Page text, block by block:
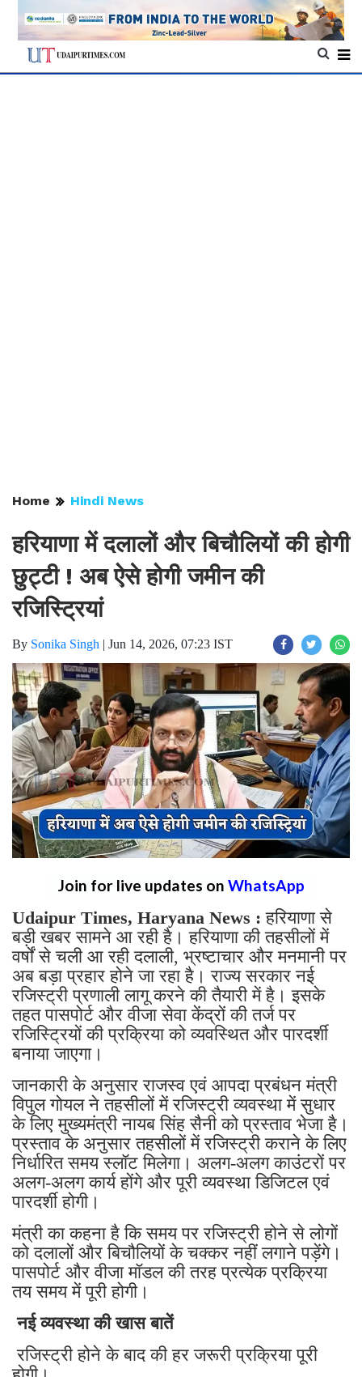
Home Hindi News
हरियाणा में दलालों और बिचौलियों की होगी
छुट्टी ! अब ऐसे होगी जमीन की
रजिस्ट्रियां
By Sonika Singh | Jun 14, 2026, 07:23 IST
Join for live updates on WhatsApp
Udaipur Times, Haryana News : हरियाणा से
बड़ी खबर सामने आ रही है। हरियाणा की तहसीलों में
वर्षों से चली आ रही दलाली, भ्रष्टाचार और मनमानी पर
अब बड़ा प्रहार होने जा रहा है। राज्य सरकार नई
रजिस्ट्री प्रणाली लागू करने की तैयारी में है। इसके
तहत पासपोर्ट और वीजा सेवा केंद्रों की तर्ज पर
रजिस्ट्रियों की प्रक्रिया को व्यवस्थित और पारदर्शी
बनाया जाएगा।
जानकारी के अनुसार राजस्व एवं आपदा प्रबंधन मंत्री
विपुल गोयल ने तहसीलों में रजिस्ट्री व्यवस्था में सुधार
के लिए मुख्यमंत्री नायब सिंह सैनी को प्रस्ताव भेजा है।
प्रस्ताव के अनुसार तहसीलों में रजिस्ट्री कराने के लिए
निर्धारित समय स्लॉट मिलेगा। अलग-अलग काउंटरों पर
अलग-अलग कार्य होंगे और पूरी व्यवस्था डिजिटल एवं
पारदर्शी होगी।
मंत्री का कहना है कि समय पर रजिस्ट्री होने से लोगों
को दलालों और बिचौलियों के चक्कर नहीं लगाने पड़ेंगे।
पासपोर्ट और वीजा मॉडल की तरह प्रत्येक प्रक्रिया
तय समय में पूरी होगी।
नई व्यवस्था की खास बातें
रजिस्ट्री होने के बाद की हर जरूरी प्रक्रिया पूरी